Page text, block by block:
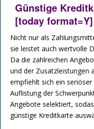
Günstige
[today format=Y]
Nicht nur als
sie leistet auch wertvolle
Da die zahlreichen
und der Zusatzleistungen
empfiehlt sich ein
Auflistung der
Angebote selektiert,
günstige Kreditkarte